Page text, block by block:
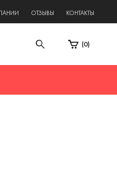
ОТЗЫВЫ КОНТАКТЫ
(0)